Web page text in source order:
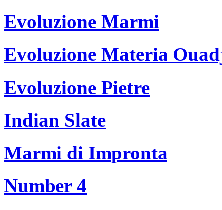
Evoluzione Marmi
Evoluzione Materia
Evoluzione Pietre
Indian Slate
Marmi di Impronta
Number 4